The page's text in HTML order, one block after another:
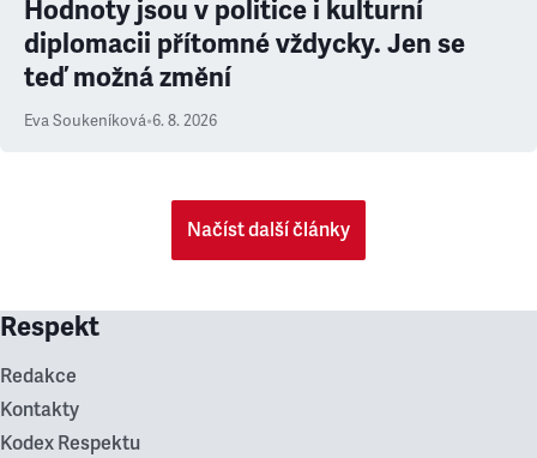
Hodnoty jsou v politice i kulturní
diplomacii přítomné vždycky. Jen se
teď možná změní
Eva Soukeníková•6. 8. 2026
Načíst další články
Respekt
Redakce
Kontakty
Kodex Respektu